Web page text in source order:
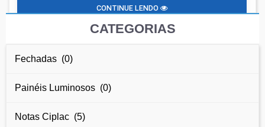
CONTINUE LENDO
CATEGORIAS
Fechadas (0)
Painéis Luminosos (0)
Notas Ciplac (5)